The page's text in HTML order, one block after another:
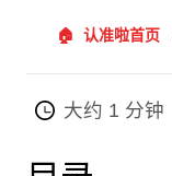
🏠 认准啦首页
大约 1 分钟